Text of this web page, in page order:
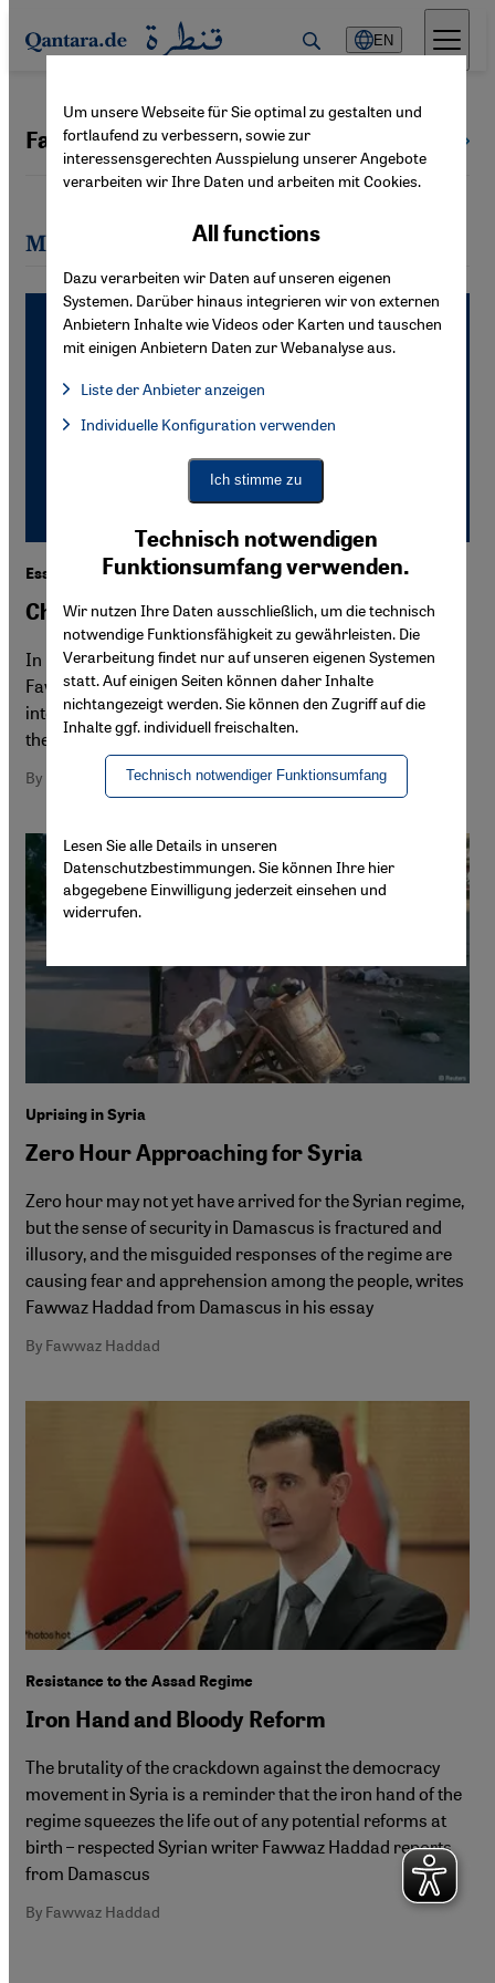
Direkt zum Inhalt springen
EN
Fawwaz Haddad
Most recent articles by Fawwaz Haddad
Essay by the Syrian Writer Fawwaz Haddad
Children of a Divided Nation
In his essay, the renowned Syrian writer and novelist
Fawwaz Haddad criticises the cynical attitude of the
international community toward the Syrian conflict and
the dramatic decline of his homeland
By Fawwaz Haddad
Uprising in Syria
Zero Hour Approaching for Syria
Zero hour may not yet have arrived for the Syrian regime,
but the sense of security in Damascus is fractured and
illusory, and the misguided responses of the regime are
causing fear and apprehension among the people, writes
Fawwaz Haddad from Damascus in his essay
By Fawwaz Haddad
Resistance to the Assad Regime
Iron Hand and Bloody Reform
The brutality of the crackdown against the democracy
movement in Syria is a reminder that the iron hand of the
regime squeezes the life out of any potential reforms at
birth – respected Syrian writer Fawwaz Haddad reports
from Damascus
By Fawwaz Haddad
Um unsere Webseite für Sie optimal zu gestalten und
fortlaufend zu verbessern, sowie zur
interessensgerechten Ausspielung unserer Angebote
verarbeiten wir Ihre Daten und arbeiten mit Cookies.
Technisch notwendigen
Funktionsumfang verwenden.
Wir nutzen Ihre Daten ausschließlich, um die technisch
notwendige Funktionsfähigkeit zu gewährleisten. Die
Verarbeitung findet nur auf unseren eigenen Systemen
statt. Auf einigen Seiten können daher Inhalte
nichtangezeigt werden. Sie können den Zugriff auf die
Inhalte ggf. individuell freischalten.
Technisch notwendiger Funktionsumfang
All functions
Dazu verarbeiten wir Daten auf unseren eigenen
Systemen. Darüber hinaus integrieren wir von externen
Anbietern Inhalte wie Videos oder Karten und tauschen
mit einigen Anbietern Daten zur Webanalyse aus.
Liste der Anbieter anzeigen
Facebook Embed / Facebook Connect, Google Maps Embed,
Facebook Embed / Facebook Connect
Google Maps Embed
Individuelle Konfiguration verwenden
Ich stimme zu
Lesen Sie alle Details in unseren
Datenschutzbestimmungen. Sie können Ihre hier
abgegebene Einwilligung jederzeit einsehen und
widerrufen.